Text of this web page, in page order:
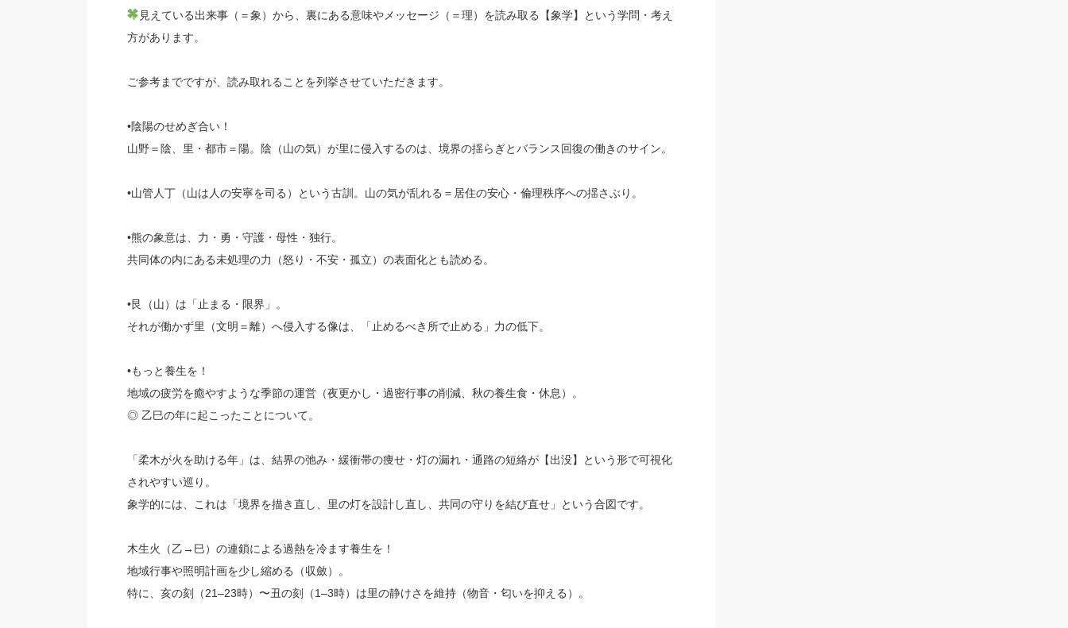
見えている出来事（＝象）から、裏にある意味やメッセージ（＝理）を読み取る【象学】という学問・考え
方があります。
ご参考までですが、読み取れることを列挙させていただきます。
•陰陽のせめぎ合い！
山野＝陰、里・都市＝陽。陰（山の気）が里に侵入するのは、境界の揺らぎとバランス回復の働きのサイン。
•山管人丁（山は人の安寧を司る）という古訓。山の気が乱れる＝居住の安心・倫理秩序への揺さぶり。
•熊の象意は、力・勇・守護・母性・独行。
共同体の内にある未処理の力（怒り・不安・孤立）の表面化とも読める。
•艮（山）は「止まる・限界」。
それが働かず里（文明＝離）へ侵入する像は、「止めるべき所で止める」力の低下。
•もっと養生を！
地域の疲労を癒やすような季節の運営（夜更かし・過密行事の削減、秋の養生食・休息）。
◎ 乙巳の年に起こったことについて。
「柔木が火を助ける年」は、結界の弛み・緩衝帯の痩せ・灯の漏れ・通路の短絡が【出没】という形で可視化
されやすい巡り。
象学的には、これは「境界を描き直し、里の灯を設計し直し、共同の守りを結び直せ」という合図です。
木生火（乙→巳）の連鎖による過熱を冷ます養生を！
地域行事や照明計画を少し縮める（収斂）。
特に、亥の刻（21–23時）〜丑の刻（1–3時）は里の静けさを維持（物音・匂いを抑える）。